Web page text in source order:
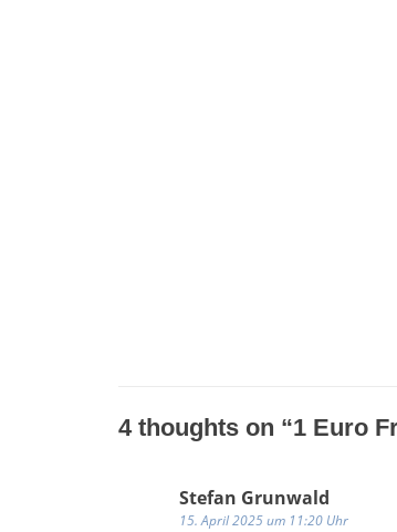
4 thoughts on “1 Euro
Stefan Grunwald
15. April 2025 um 11:20 Uhr